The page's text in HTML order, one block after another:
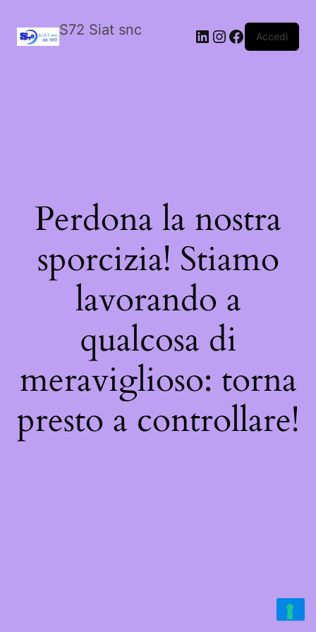
S72 Siat snc LinkedIn
Instagram
Facebook
Accedi
Perdona la nostra
sporcizia! Stiamo
lavorando a
qualcosa di
meraviglioso: torna
presto a controllare!